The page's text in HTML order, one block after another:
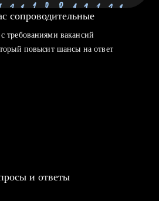
сопроводительные
требованиями вакансий
повысит шансы на ответ
и ответы